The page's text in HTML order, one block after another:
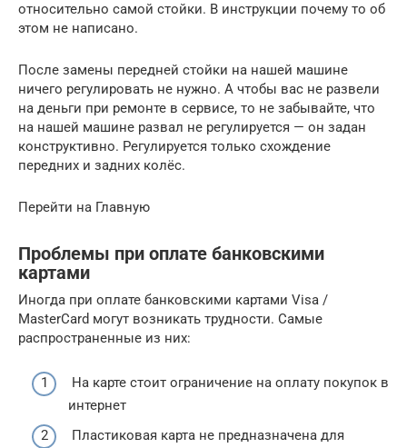
относительно самой стойки. В инструкции почему то об
этом не написано.
После замены передней стойки на нашей машине
ничего регулировать не нужно. А чтобы вас не развели
на деньги при ремонте в сервисе, то не забывайте, что
на нашей машине развал не регулируется — он задан
конструктивно. Регулируется только схождение
передних и задних колёс.
Перейти на Главную
Проблемы при оплате банковскими
картами
Иногда при оплате банковскими картами Visa /
MasterCard могут возникать трудности. Самые
распространенные из них:
На карте стоит ограничение на оплату покупок в
интернет
Пластиковая карта не предназначена для